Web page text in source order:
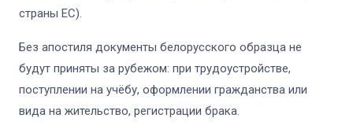
страны ЕС).
Без апостиля документы белорусского образца не
будут приняты за рубежом: при трудоустройстве,
поступлении на учёбу, оформлении гражданства или
вида на жительство, регистрации брака.